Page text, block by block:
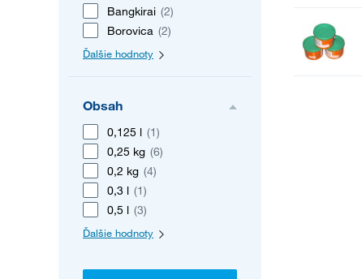
Bangkirai (2)
Borovica (2)
Ďalšie hodnoty
Obsah
0,125 l (1)
0,25 kg (6)
0,2 kg (4)
0,3 l (1)
0,5 l (3)
Ďalšie hodnoty